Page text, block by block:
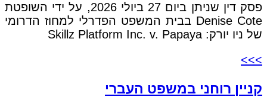
פסק דין שניתן ביום 27 ביולי 2026, על ידי השופטת
Denise Cote בבית המשפט הפדרלי למחוז הדרומי
של ניו יורק: Skillz Platform Inc. v. Papaya
>>>
קניין רוחני במשפט העברי